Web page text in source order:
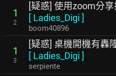
1
2
[疑惑] 使用zoom分
[ Ladies_Digi ]
boom40896
1
3
[疑惑] 桌機開機有轟
[ Ladies_Digi ]
serpiente